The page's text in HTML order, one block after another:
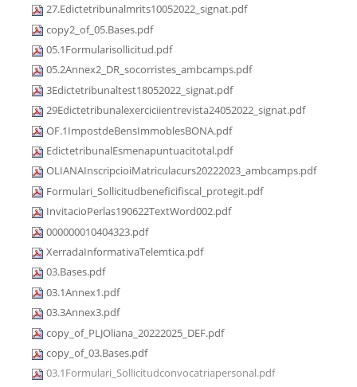
27.Edictetribunalmrits10052022_signat.pdf
copy2_of_05.Bases.pdf
05.1Formularisollicitud.pdf
05.2Annex2_DR_socorristes_ambcamps.pdf
3Edictetribunaltest18052022_signat.pdf
29Edictetribunalexerciciientrevista24052022_signat.pdf
OF.1ImpostdeBensImmoblesBONA.pdf
EdictetribunalEsmenapuntuacitotal.pdf
OLIANAInscripcioiMatriculacurs20222023_ambcamps.pdf
Formulari_Sollicitudbeneficifiscal_protegit.pdf
InvitacioPerlas190622TextWord002.pdf
000000010404323.pdf
XerradaInformativaTelemtica.pdf
03.Bases.pdf
03.1Annex1.pdf
03.3Annex3.pdf
copy_of_PLJOliana_20222025_DEF.pdf
copy_of_03.Bases.pdf
03.1Formulari_Sollicitudconvocatriapersonal.pdf